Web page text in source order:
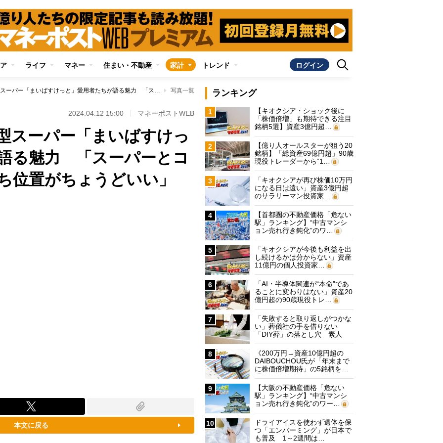
ライフ マネー 住まい・不動産 家計 トレンド ログイン
躍進する都市型小型スーパー「まいばすけっと」愛用者たちが語る魅力 「スーパーとコンビニの中間的立ち位置がちょうどいい」 写真一覧
2024.04.12 15:00 マネーポストWEB
スーパー「まいばすけっ
る魅力 「スーパーとコ
位置がちょうどいい」
本文に戻る
ランキング
1
【キオクシア・ショック後に
「株価倍増」も期待できる注目
銘柄5選】資産3億円超…
2
【億り人オールスターが狙う20
銘柄】「総資産69億円超」90歳
現役トレーダーから“1…
3
「キオクシアが再び株価10万円
になる日は遠い」資産3億円超
のサラリーマン投資家…
4
【首都圏の不動産価格「危ない
駅」ランキング】“中古マンシ
ョン売れ行き鈍化”のワ…
5
「キオクシアが今後も利益を出
し続けるかは分からない」資産
11億円の個人投資家…
6
「AI・半導体関連が“本命”であ
ることに変わりはない」資産20
億円超の90歳現役トレ…
7
「失敗すると取り返しがつかな
い」葬儀社の手を借りない
「DIY葬」の落とし穴 素人
に…
8
《200万円→資産10億円超の
DAIBOUCHOU氏が「年末まで
に株価倍増期待」の5銘柄を…
9
【大阪の不動産価格「危ない
駅」ランキング】“中古マンシ
ョン売れ行き鈍化”のワー…
10
ドライアイスを使わず遺体を保
つ「エンバーミング」が日本で
も普及 1～2週間は…